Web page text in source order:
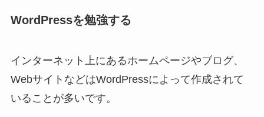
WordPressを勉強する
インターネット上にあるホームページやブログ、
WebサイトなどはWordPressによって作成されて
いることが多いです。